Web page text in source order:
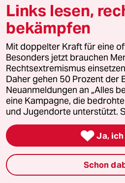
© 2026 taz Verlags und Vertriebs
Alle Rechte vorbehalten. Bei rechtlichen
wenden Sie sich bitte an lizenzen@taz.de
Feedback Redaktionsstatut
Leitlinie Informant
Seitenwende Einwilligungen
Links lesen,
bekämpfen
Mit doppelter Kraft für eine
Besonders jetzt brauchen
Rechtsextremismus
Daher gehen 50 Prozent der
Neuanmeldungen an „Alles
eine Kampagne, die
und Jugendorte unterstützt.
 Ja,
Schon